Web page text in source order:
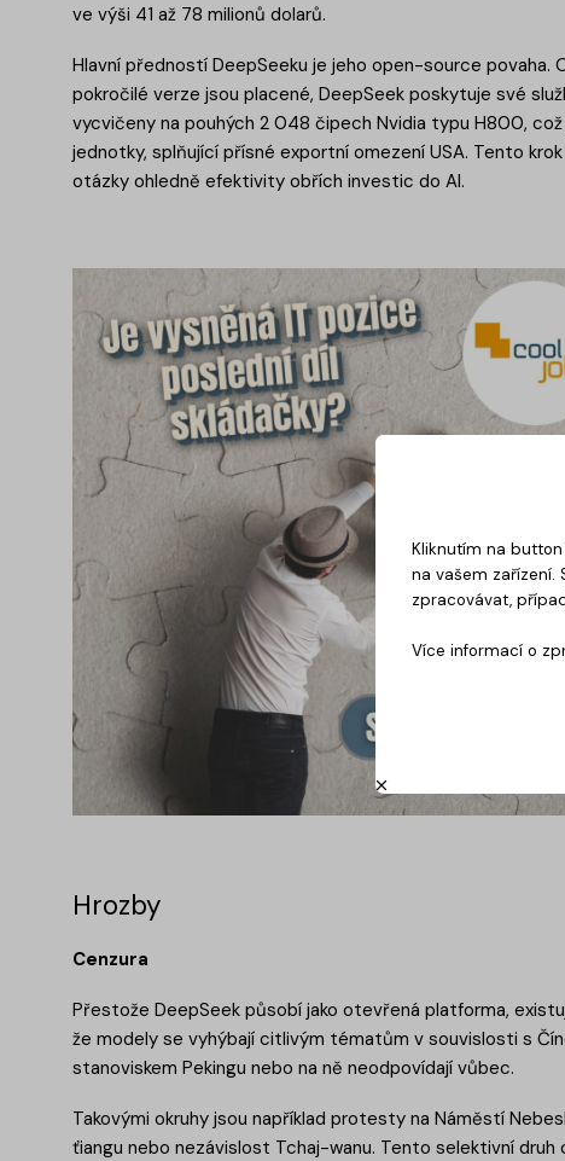
ve výši 41 až 78 milionů dolarů.
Hlavní předností DeepSeeku je jeho open-source povaha.
pokročilé verze jsou placené, DeepSeek poskytuje své
vycvičeny na pouhých 2 048 čipech Nvidia typu H800,
jednotky, splňující přísné exportní omezení USA. Tento
otázky ohledně efektivity obřích investic do AI.
Hrozby
Cenzura
Přestože DeepSeek působí jako otevřená platforma,
že modely se vyhýbají citlivým tématům v souvislosti s
stanoviskem Pekingu nebo na ně neodpovídají vůbec.
Takovými okruhy jsou například protesty na Náměstí
ťiangu nebo nezávislost Tchaj-wanu. Tento selektivní
Kliknutím na
na vašem zařízení.
zpracovávat,
Více informací o